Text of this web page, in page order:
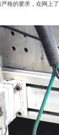
格的要求，在网